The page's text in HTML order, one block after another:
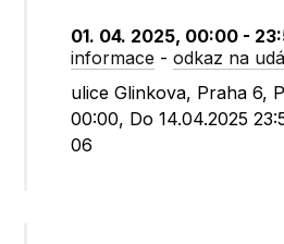
01. 04. 2025, 00:00 -
informace -odkaz na
ulice Glinkova, Praha 6,
00:00, Do 14.04.2025
06